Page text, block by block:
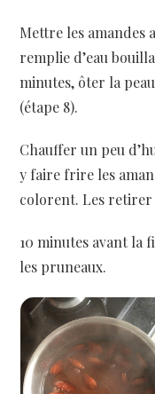
Mettre les amandes
remplie d’eau
minutes, ôter la
(étape 8).
Chauffer un peu
y faire frire les
colorent. Les retirer
10 minutes avant la
les pruneaux.